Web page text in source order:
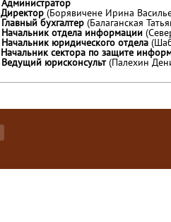
Администратор
Директор(Борявичене Ирина
Главный бухгалтер (Балаганская
Начальник отдела информации
Начальник юридического отдела
Начальник сектора по защите
Ведущий юрисконсульт (Палехин